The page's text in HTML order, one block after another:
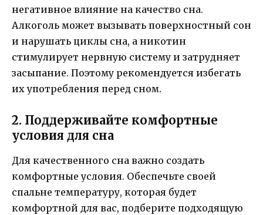
негативное влияние на качество сна.
Алкоголь может вызывать поверхностный сон
и нарушать циклы сна, а никотин
стимулирует нервную систему и затрудняет
засыпание. Поэтому рекомендуется избегать
их употребления перед сном.
2. Поддерживайте комфортные
условия для сна
Для качественного сна важно создать
комфортные условия. Обеспечьте своей
спальне температуру, которая будет
комфортной для вас, подберите подходящую